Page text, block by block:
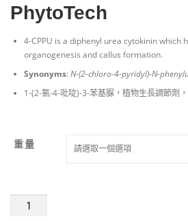
PhytoTech
4-CPPU is a diphenyl urea cytokinin which
organogenesis and callus formation.
Synonyms:N-(2-chloro-4-pyridyl)-N-
1-(2-氯-4-吡啶)-3-苯基脲，植物生長調節劑
重量